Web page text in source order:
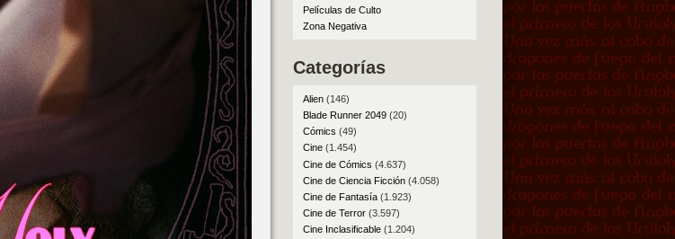
Películas de Culto
Zona Negativa
Categorías
Alien(146)
Blade Runner 2049(20)
Cómics (49)
Cine(1.454)
Cine de Cómics (4.637)
Cine de Ciencia Ficción(4.058)
Cine de Fantasía(1.923)
Cine de Terror(3.597)
Cine Inclasificable(1.204)